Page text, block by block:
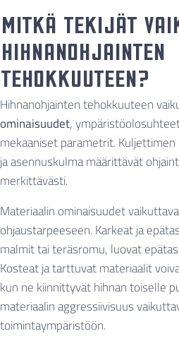
Mitkä tekijät
hihnanohjainten
tehokkuuteen?
Hihnanohjainten tehokkuuteen
ominaisuudet,
mekaaniset parametrit.
ja asennuskulma määrittävät
merkittävästi.
Materiaalin ominaisuudet
ohjaustarpeeseen. Karkeat ja
malmit tai teräsromu, luovat
Kosteat ja tarttuvat materiaalit
kun ne kiinnittyvät hihnan toiselle
materiaalin aggressiivisuus
toimintaympäristöön.